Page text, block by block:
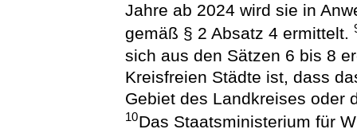
Jahre ab 2024 wird sie in
gemäß § 2 Absatz 4 ermittelt.
sich aus den Sätzen 6 bis 8
Kreisfreien Städte ist, dass
Gebiet des Landkreises oder
10Das Staatsministerium für